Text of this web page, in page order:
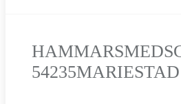
54235MARIESTAD